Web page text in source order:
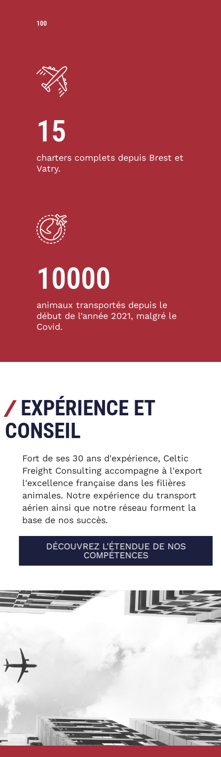
100
15
charters complets depuis Brest et
Vatry.
10000
animaux transportés depuis le
début de l’année 2021, malgré le
Covid.
/ EXPÉRIENCE ET
CONSEIL
Fort de ses 30 ans d'expérience, Celtic
Freight Consulting accompagne à l'export
l'excellence française dans les filières
animales. Notre expérience du transport
aérien ainsi que notre réseau forment la
base de nos succès.
DÉCOUVREZ L'ÉTENDUE DE NOS
COMPÉTENCES